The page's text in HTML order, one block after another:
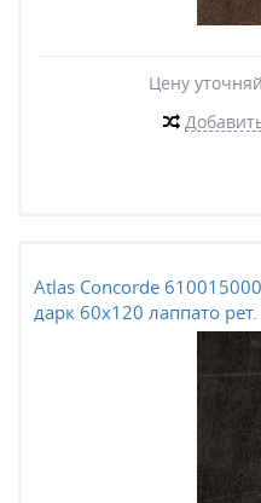
Цену
Atlas Concorde
дарк 60x120 лаппато рет.